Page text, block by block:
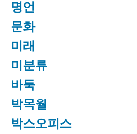
명언
문화
미래
미분류
바둑
박목월
박스오피스